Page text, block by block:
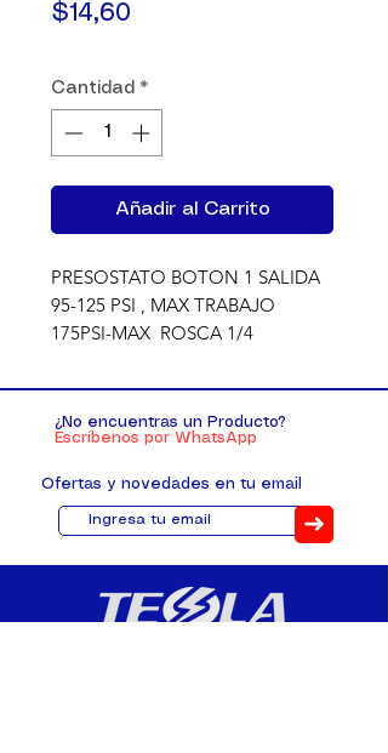
$14,60
Cantidad *
Añadir al Carrito
PRESOSTATO BOTON 1 SALIDA
95-125 PSI , MAX TRABAJO
175PSI-MAX  ROSCA 1/4
¿No encuentras un Producto?
Escríbenos por WhatsApp
Ofertas y novedades en tu email
➜